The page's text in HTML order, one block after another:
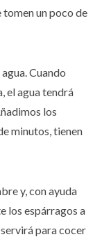
tomen un poco de
Cuando
el agua tendrá
los
minutos, tienen
y, con ayuda
los espárragos a
para cocer